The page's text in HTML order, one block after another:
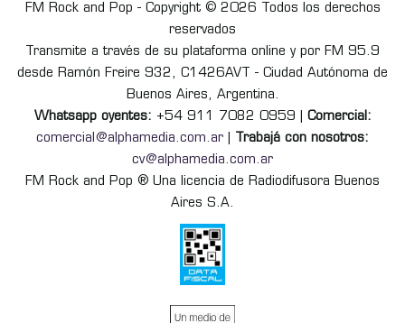
FM Rock and Pop - Copyright © 2026 Todos los derechos
reservados
Transmite a través de su plataforma online y por FM 95.9
desde Ramón Freire 932, C1426AVT - Ciudad Autónoma de
Buenos Aires, Argentina.
Whatsapp oyentes: +54 911 7082 0959 | Comercial:
comercial@alphamedia.com.ar
Trabajá con nosotros:
cv@alphamedia.com.ar
FM Rock and Pop ® Una licencia de Radiodifusora Buenos
Aires S.A.